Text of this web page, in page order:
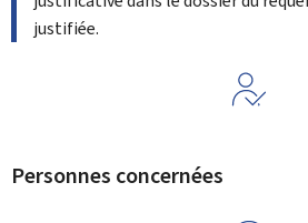
justifiée.
Personnes concernées